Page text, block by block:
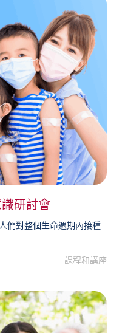
研討會
們對整個生命週期內接種
課程和講座